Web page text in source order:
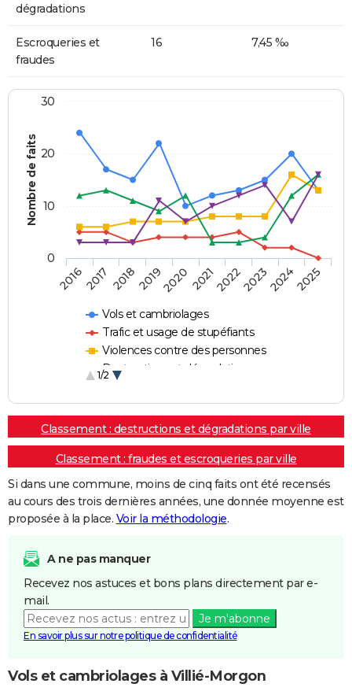
dégradations
Escroqueries et
fraudes
16 7,45 ‰
Nombre de faits
Vols et cambriolages
Trafic et usage de stupéfiants
Violences contre des personnes
Destructions et dégradations
1/2
20162017 20182019202020212022202320242025
0
10
20
30
Classement : destructions et dégradations par ville
Classement : fraudes et escroqueries par ville
Si dans une commune, moins de cinq faits ont été recensés
au cours des trois dernières années, une donnée moyenne est
proposée à la place. Voir la méthodologie.
A ne pas manquer
Recevez nos astuces et bons plans directement par e-
mail.
Je m'abonne
En savoir plus sur notre politique de confidentialité
Vols et cambriolages à Villié-Morgon